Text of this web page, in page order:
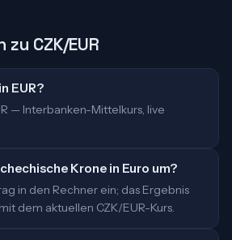
CZK/EUR
EUR?
— Interbanken-Mittelkurs, live
Krone in Euro um?
in den Rechner ein; das Ergebnis
dem aktuellen CZK/EUR-Kurs.